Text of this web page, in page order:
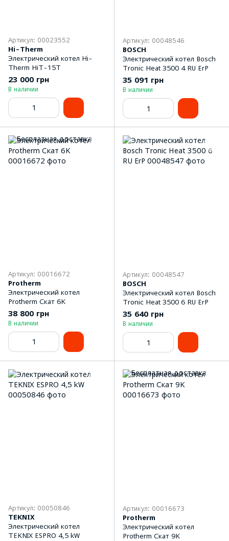
Артикул: 00023552
Hi-Therm
Электрический котел Hi-
Therm HiT-15T
23 000 грн
В наличии
Артикул: 00048546
BOSCH
Электрический котел Bosch
Tronic Heat 3500 4 RU ErP
35 091 грн
В наличии
Артикул: 00016672
Protherm
Электрический котел
Protherm Скат 6K
38 800 грн
В наличии
Артикул: 00048547
BOSCH
Электрический котел Bosch
Tronic Heat 3500 6 RU ErP
35 640 грн
В наличии
Артикул: 00050846
TEKNIX
Электрический котел
TEKNIX ESPRO 4,5 kW
Артикул: 00016673
Protherm
Электрический котел
Protherm Скат 9K